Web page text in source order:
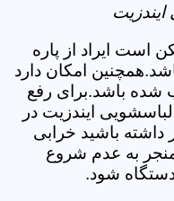
ایراد از پاره
امکان دارد
شده باشد.برای رفع
ایندزیت در
باشید خرابی
به عدم شروع
شود.